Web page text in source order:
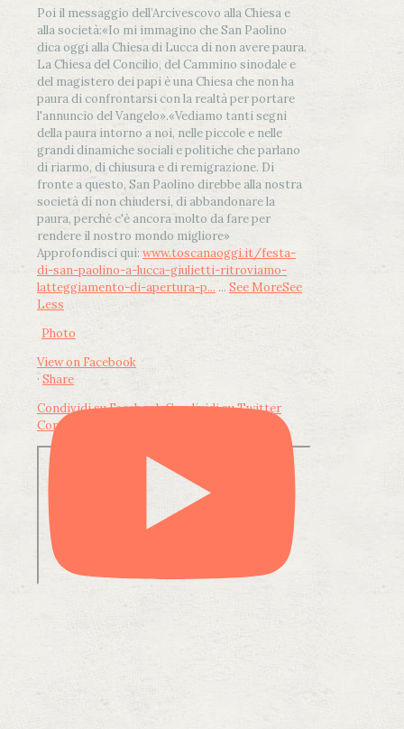
Poi il messaggio dell’Arcivescovo alla Chiesa e
alla società:«Io mi immagino che San Paolino
dica oggi alla Chiesa di Lucca di non avere paura.
La Chiesa del Concilio, del Cammino sinodale e
del magistero dei papi è una Chiesa che non ha
paura di confrontarsi con la realtà per portare
l'annuncio del Vangelo».«Vediamo tanti segni
della paura intorno a noi, nelle piccole e nelle
grandi dinamiche sociali e politiche che parlano
di riarmo, di chiusura e di remigrazione. Di
fronte a questo, San Paolino direbbe alla nostra
società di non chiudersi, di abbandonare la
paura, perché c'è ancora molto da fare per
rendere il nostro mondo migliore»
Approfondisci qui: www.toscanaoggi.it/festa-
di-san-paolino-a-lucca-giulietti-ritroviamo-
latteggiamento-di-apertura-p... ... See MoreSee
Less
Photo
View on Facebook
· Share
Condividi su FacebookCondividi su Twitter
Condividi su LinkedIn